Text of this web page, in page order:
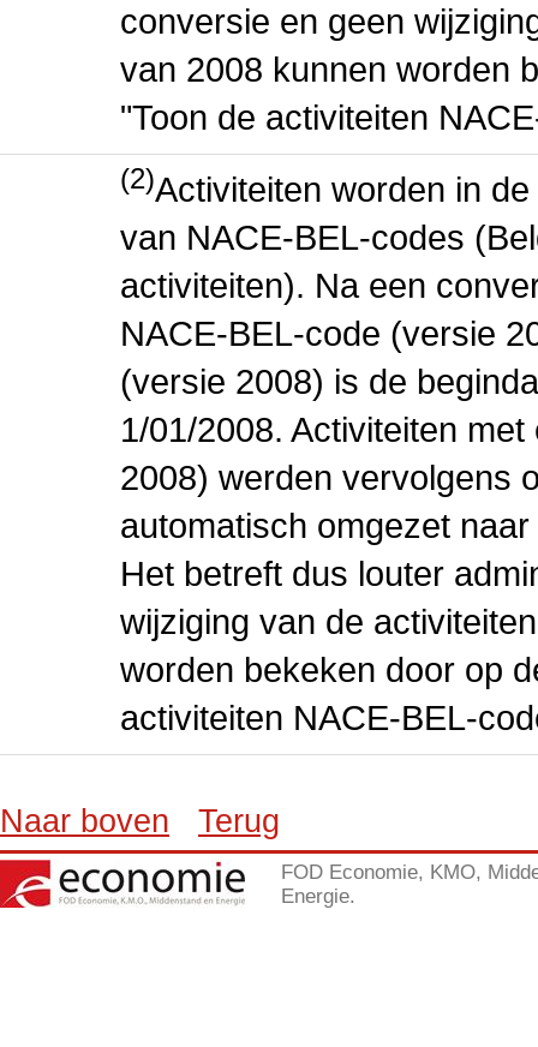
conversie en geen
van 2008 kunnen worden
"Toon de activiteiten
(2)Activiteiten worden in
van NACE-BEL-codes
activiteiten). Na een
NACE-BEL-code (versie
(versie 2008) is de
1/01/2008. Activiteiten
2008) werden vervolgens
automatisch omgezet
Het betreft dus louter
wijziging van de
worden bekeken door op
activiteiten NACE-BEL-
Naar boven Terug
FOD Economie, KMO,
Energie.